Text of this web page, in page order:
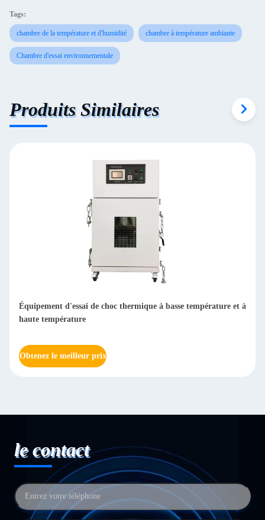
Tags:
chambre de la température et d'humidité chambre à température ambiante
Chambre d'essai environnementale
Produits Similaires
et à
Environnement industriel Chambre d'essai à cycle
vitesse rapide
Obtenez le meilleur prix
le contact